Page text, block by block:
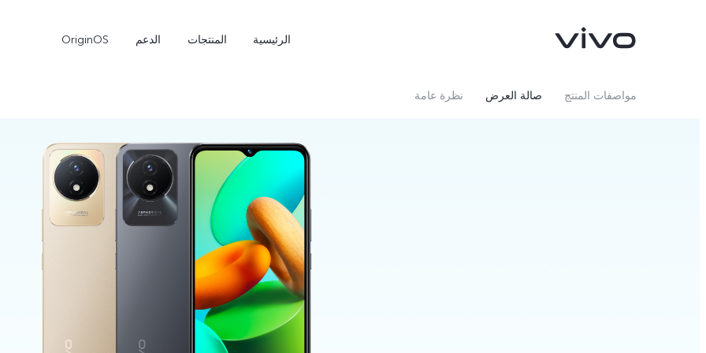
الرئيسية المنتجات الدعم OriginOS
نظرة عامة صالة العرض مواصفات المنتج